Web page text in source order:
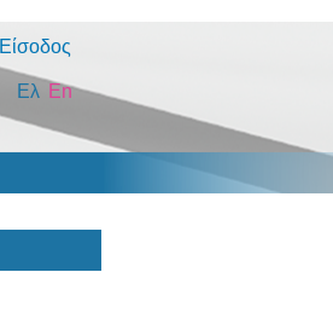
Είσοδος
En
Ελ